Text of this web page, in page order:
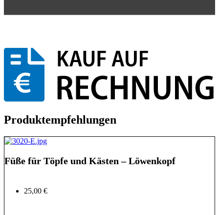
Produktempfehlungen
Füße für Töpfe und Kästen – Löwenkopf
25,00 €